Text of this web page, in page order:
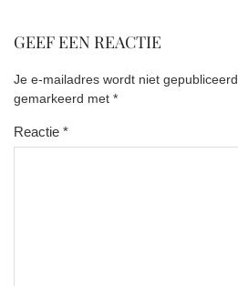
GEEF EEN REACTIE
Je e-mailadres wordt niet gepubliceerd.
gemarkeerd met *
Reactie *